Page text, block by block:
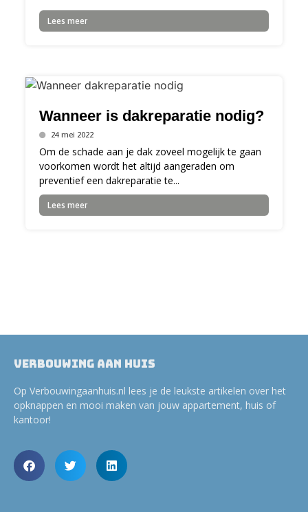
Lees meer
Wanneer is dakreparatie nodig?
24 mei 2022
Om de schade aan je dak zoveel mogelijk te gaan
voorkomen wordt het altijd aangeraden om
preventief een dakreparatie te...
Lees meer
Verbouwing aan huis
Op Verbouwingaanhuis.nl lees je de leukste artikelen over het
opknappen en mooi maken van jouw appartement, huis of
kantoor!